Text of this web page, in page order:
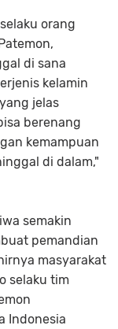
orang
di sana
kelamin
jelas
berenang
kemampuan
di dalam,"
semakin
pemandian
masyarakat
selaku tim
Indonesia